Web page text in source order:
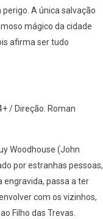
A única salvação
mágico da cidade
afirma ser tudo
/ Direção: Roman
Woodhouse (John
por estranhas pessoas,
engravida, passa a ter
com os vizinhos,
Filho das Trevas.